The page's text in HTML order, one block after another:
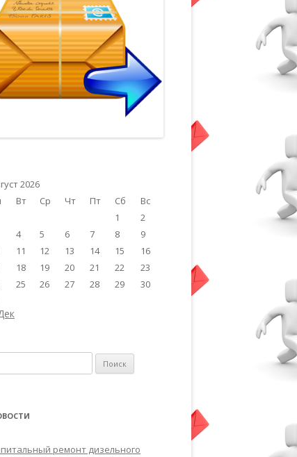
2026
Вт Ср Чт Пт Сб
Вс
1
2
4 5 6 7 8
9
11 12 13 14 15
16
18 19 20 21 22
23
25 26 27 28 29
30
ремонт дизельного